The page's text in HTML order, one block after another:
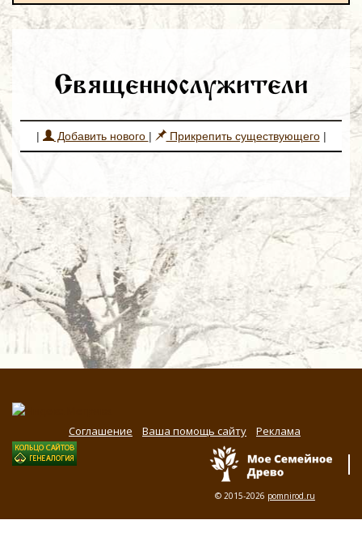
Священнослужители
| Добавить нового | Прикрепить существующего|
Соглашение Ваша помощь сайту Реклама
© 2015-2026 pomnirod.ru